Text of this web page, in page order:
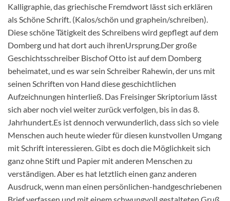
Kalligraphie, das griechische Fremdwort lässt sich erklären
als Schöne Schrift. (Kalos/schön und graphein/schreiben).
Diese schöne Tätigkeit des Schreibens wird gepflegt auf dem
Domberg und hat dort auch ihrenUrsprung.Der große
Geschichtsschreiber Bischof Otto ist auf dem Domberg
beheimatet, und es war sein Schreiber Rahewin, der uns mit
seinen Schriften von Hand diese geschichtlichen
Aufzeichnungen hinterließ. Das Freisinger Skriptorium lässt
sich aber noch viel weiter zurück verfolgen, bis in das 8.
Jahrhundert.Es ist dennoch verwunderlich, dass sich so viele
Menschen auch heute wieder für diesen kunstvollen Umgang
mit Schrift interessieren. Gibt es doch die Möglichkeit sich
ganz ohne Stift und Papier mit anderen Menschen zu
verständigen. Aber es hat letztlich einen ganz anderen
Ausdruck, wenn man einen persönlichen-handgeschriebenen